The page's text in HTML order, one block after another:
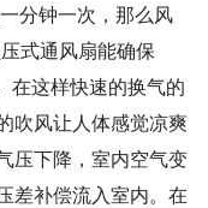
分钟一次，那么风
式通风扇能确保
在这样快速的换气的
吹风让人体感觉凉爽
压下降，室内空气变
差补偿流入室内。在